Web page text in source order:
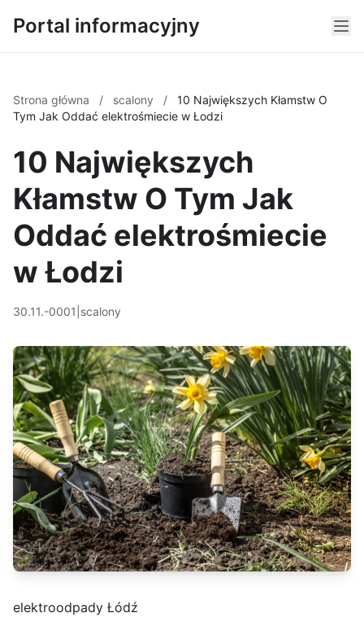
Portal informacyjny
Strona główna / scalony /
10 Największych Kłamstw O
Tym Jak Oddać elektrośmiecie w Łodzi
10 Największych
Kłamstw O Tym Jak
Oddać elektrośmiecie
w Łodzi
30.11.-0001 scalony
elektroodpady Łódź